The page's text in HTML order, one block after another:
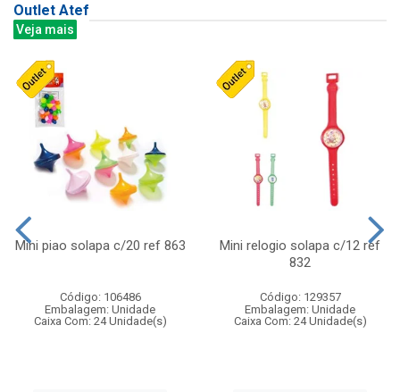
Outlet Atef
Veja mais
Mini piao solapa c/20 ref 863
Código: 106486
Embalagem: Unidade
Caixa Com: 24 Unidade(s)
Mini relogio solapa c/12 ref
832
Código: 129357
Embalagem: Unidade
Caixa Com: 24 Unidade(s)